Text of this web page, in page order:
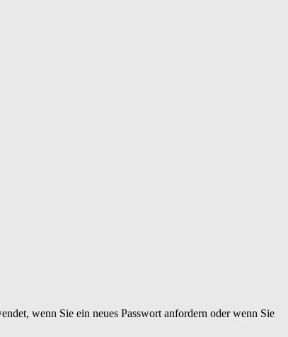
wenn Sie ein neues Passwort anfordern oder wenn Sie